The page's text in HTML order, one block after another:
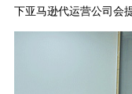
下亚马逊代运营公司会